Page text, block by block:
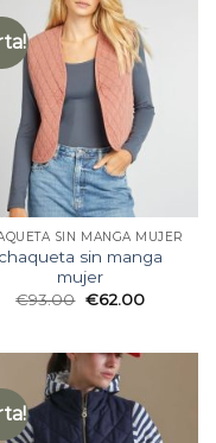
SIN MANGA MUJER
chaqueta sin manga
mujer
€93.00 €62.00